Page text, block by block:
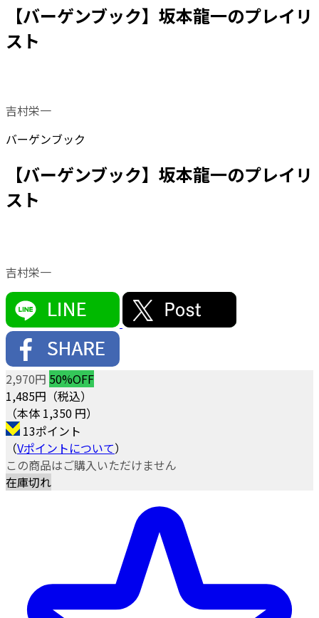
【バーゲンブック】坂本龍一のプレイリ
スト
吉村栄一
バーゲンブック
【バーゲンブック】坂本龍一のプレイリ
スト
吉村栄一
2,970円 50%OFF
1,485円（税込）
（本体 1,350 円）
13ポイント
（Vポイントについて）
この商品はご購入いただけません
在庫切れ